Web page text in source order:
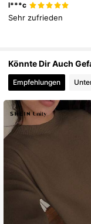
l***c
Sehrzufrieden
Könnte Dir Auch
Empfehlungen